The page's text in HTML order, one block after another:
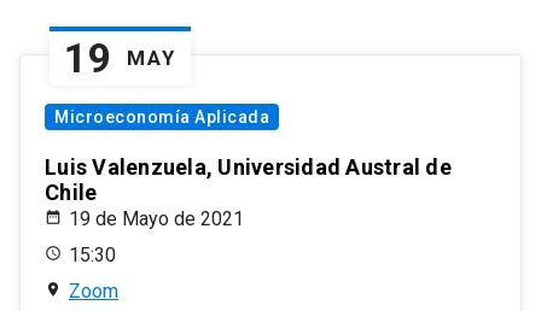
19 MAY
Microeconomía Aplicada
Luis Valenzuela, Universidad Austral de
Chile
19 de Mayo de 2021
15:30
Zoom